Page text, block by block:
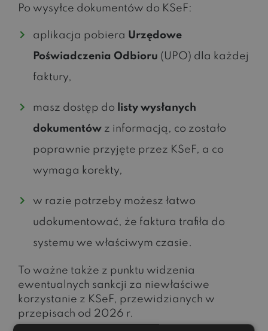
Po wysyłce dokumentów do KSeF:
aplikacja pobiera Urzędowe
Poświadczenia Odbioru (UPO) dla każdej
faktury,
masz dostęp do
listy wysłanych
dokumentów z informacją, co zostało
poprawnie przyjęte przez KSeF, a co
wymaga korekty,
w razie potrzeby możesz łatwo
udokumentować, że faktura trafiła do
systemu we właściwym czasie.
To ważne także z punktu widzenia
ewentualnych sankcji za niewłaściwe
korzystanie z KSeF, przewidzianych w
przepisach od 2026 r.